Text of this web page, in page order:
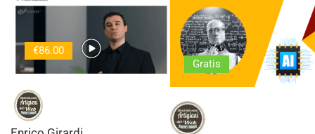
€86.00
Gratis